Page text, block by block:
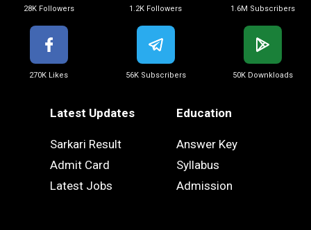
28K Followers 1.2K Followers 1.6M Subscribers
270K Likes 56K Subscribers 50K Downkloads
Latest Updates
Sarkari Result
Admit Card
Latest Jobs
Education
Answer Key
Syllabus
Admission